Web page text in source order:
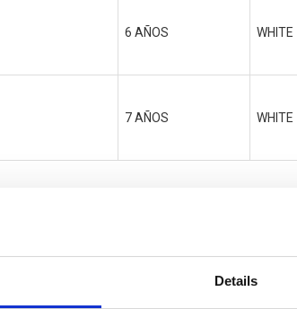
Details
6 AÑOS WHITE
7 AÑOS WHITE